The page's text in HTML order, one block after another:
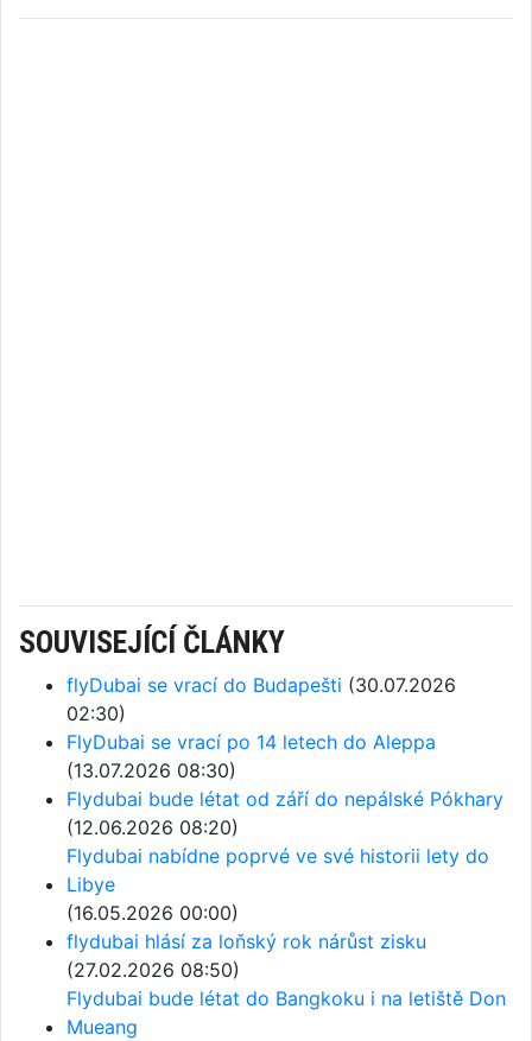
SOUVISEJÍCÍ ČLÁNKY
flyDubai se vrací do Budapešti (30.07.2026
02:30)
FlyDubai se vrací po 14 letech do Aleppa
(13.07.2026 08:30)
Flydubai bude létat od září do nepálské Pókhary
(12.06.2026 08:20)
Flydubai nabídne poprvé ve své historii lety do
Libye
(16.05.2026 00:00)
flydubai hlásí za loňský rok nárůst zisku
(27.02.2026 08:50)
Flydubai bude létat do Bangkoku i na letiště Don
Mueang